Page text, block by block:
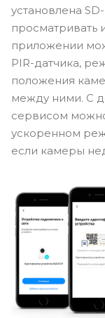
установлена
просматривать
приложении
PIR-датчика,
положения
между ними. С
сервисом
ускоренном
если камеры